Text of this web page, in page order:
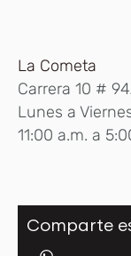
La Cometa
Carrera 10 #
Lunes a
11:00 a.m. a
Comparte